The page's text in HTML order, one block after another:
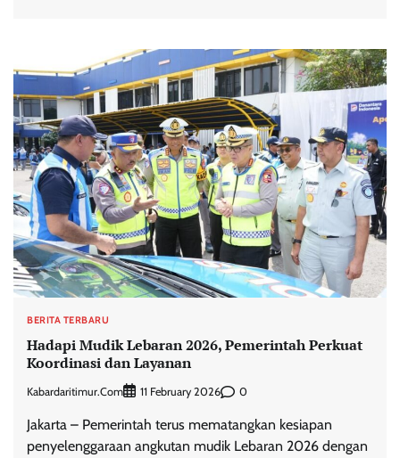
BERITA TERBARU
Hadapi Mudik Lebaran 2026, Pemerintah Perkuat
Koordinasi dan Layanan
Kabardaritimur.com 11 February 2026 0
Jakarta – Pemerintah terus mematangkan kesiapan
penyelenggaraan angkutan mudik Lebaran 2026 dengan